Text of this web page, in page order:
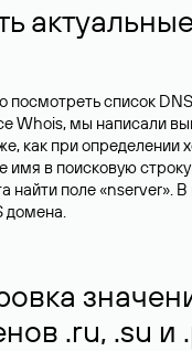
посмотреть список
Whois, мы написали
как при определении
имя в поисковую
найти поле «nserver».
домена.
.ru, .su и